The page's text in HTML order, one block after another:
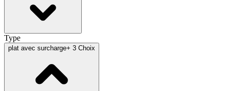
Type
plat avec surcharge+ 3 Choix